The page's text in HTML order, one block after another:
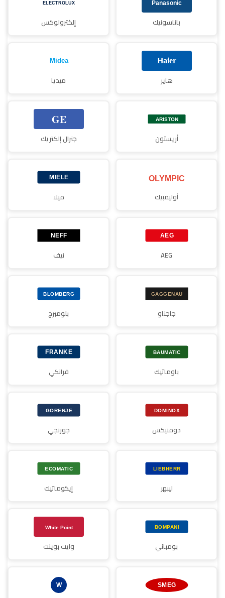
باناسونيك إلكترولوكس
هاير ميديا
أريستون جنرال إلكتريك
أوليمبيك ميلا
AEG نيف
جاجناو بلومبرج
باوماتيك فرانكي
دومنيكس جورنجي
ليبهر إيكوماتيك
بومباني وايت بوينت